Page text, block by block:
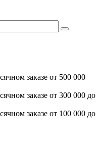
заказе от 500 000
заказе от 300 000 до
заказе от 100 000 до